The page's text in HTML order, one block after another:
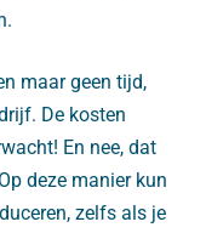
maar geen tijd,
De kosten
En nee, dat
deze manier kun
zelfs als je